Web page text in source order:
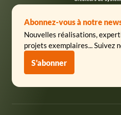
Abonnez-vous à notre
Nouvelles réalisations,
projets exemplaires... Suivez
S’abonner